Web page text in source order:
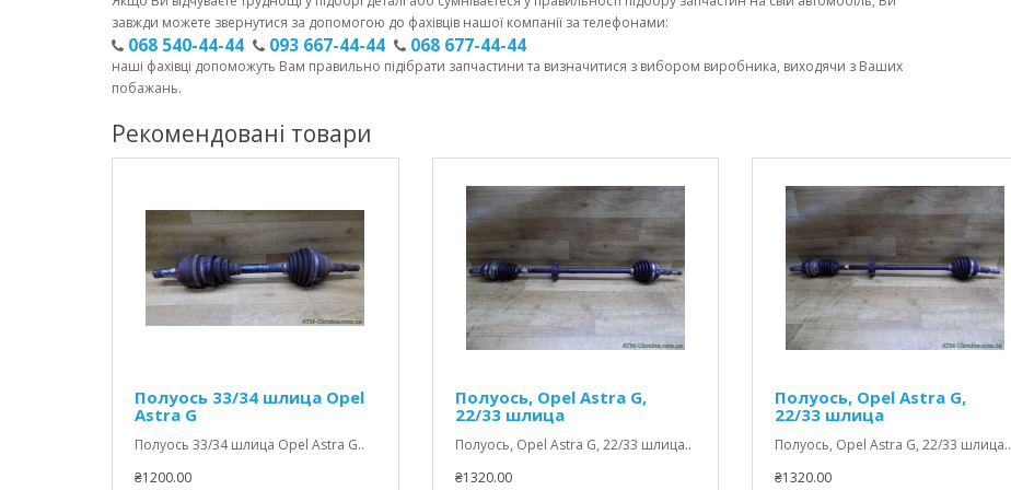
завжди можете звернутися за допомогою до фахівців нашої компанії за телефонами:
068 540-44-44 093 667-44-44 068 677-44-44
наші фахівці допоможуть Вам правильно підібрати запчастини та визначитися з вибором виробника, виходячи з Ваших
побажань.
Рекомендовані товари
Полуось 33/34 шлица Opel
Astra G
Полуось 33/34 шлица Opel Astra G..
₴1200.00
Полуось, Opel Astra G,
22/33 шлица
Полуось, Opel Astra G, 22/33 шлица..
₴1320.00
Полуось, Opel Astra G,
22/33 шлица
Полуось, Opel Astra G, 22/33 шлица..
₴1320.00